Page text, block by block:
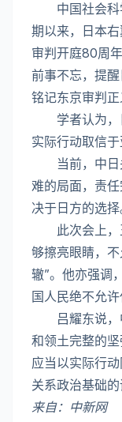
中国社会科
期以来，日本
审判开庭80周
前事不忘，提
铭记东京审判正
学者认为，
实际行动取信于
当前，中日
难的局面，责
决于日方的选择
此次会上，
够擦亮眼睛，
辙”。他亦强调
国人民绝不允
吕耀东说，
和领土完整的
应当以实际行
关系政治基础
来自：中新网